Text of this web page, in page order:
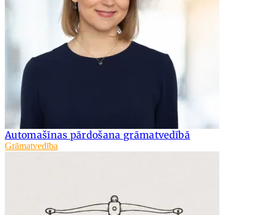
Automašīnas pārdošana grāmatvedībā
Grāmatvedība